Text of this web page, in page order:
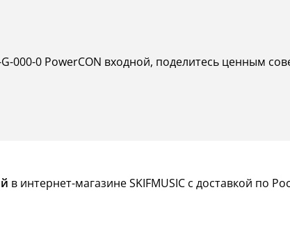
000-0 PowerCON входной, поделитесь ценным
в интернет-магазине SKIFMUSIC с доставкой по